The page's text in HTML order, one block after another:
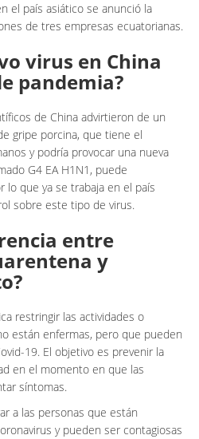
el país asiático se anunció la
de tres empresas ecuatorianas.
virus en China
pandemia?
de China advirtieron de un
gripe porcina, que tiene el
y podría provocar una nueva
G4 EA H1N1, puede
lo que ya se trabaja en el país
sobre este tipo de virus.
entre
y
restringir las actividades o
están enfermas, pero que pueden
19. El objetivo es prevenir la
en el momento en que las
síntomas.
a las personas que están
y pueden ser contagiosas